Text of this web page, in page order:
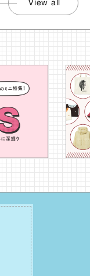
View all